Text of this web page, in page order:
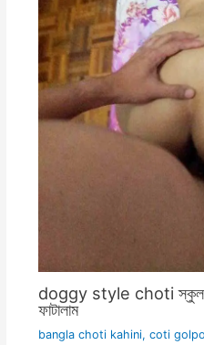
doggy style choti স্কুল
ফাটালাম
bangla choti kahini, coti golpo